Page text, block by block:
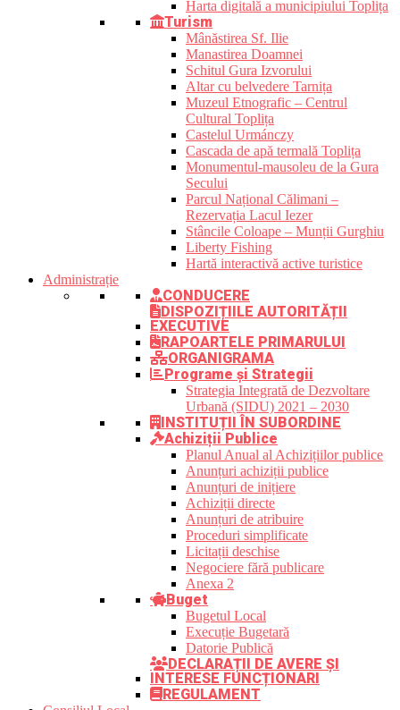
Harta digitală a municipiului Toplița
Turism
Mânăstirea Sf. Ilie
Manastirea Doamnei
Schitul Gura Izvorului
Altar cu belvedere Tarnița
Muzeul Etnografic – Centrul
Cultural Toplița
Castelul Urmánczy
Cascada de apă termală Toplița
Monumentul-mausoleu de la Gura
Secului
Parcul Național Călimani –
Rezervația Lacul Iezer
Stâncile Coloape – Munții Gurghiu
Liberty Fishing
Hartă interactivă active turistice
Administrație
CONDUCERE
DISPOZIȚIILE AUTORITĂȚII
EXECUTIVE
RAPOARTELE PRIMARULUI
ORGANIGRAMA
Programe și Strategii
Strategia Integrată de Dezvoltare
Urbană (SIDU) 2021 – 2030
INSTITUȚII ÎN SUBORDINE
Achiziții Publice
Planul Anual al Achizițiilor publice
Anunțuri achiziții publice
Anunțuri de inițiere
Achiziții directe
Anunțuri de atribuire
Proceduri simplificate
Licitații deschise
Negociere fără publicare
Anexa 2
Buget
Bugetul Local
Execuție Bugetară
Datorie Publică
DECLARAȚII DE AVERE ȘI
INTERESE FUNCȚIONARI
REGULAMENT